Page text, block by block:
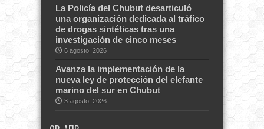
La Policía del Chubut desarticuló
una organización dedicada al tráfico
de drogas sintéticas tras una
investigación de cinco meses
6 agosto, 2026
Avanza la implementación de la
nueva ley de protección del elefante
marino del sur en Chubut
3 agosto, 2026